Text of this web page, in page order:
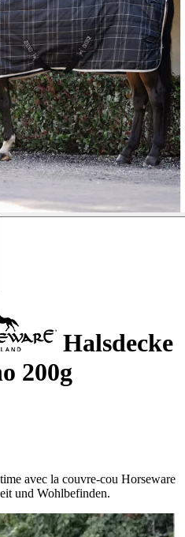
Halsdecke
200g
avec la couvre-cou Horseware
und Wohlbefinden.